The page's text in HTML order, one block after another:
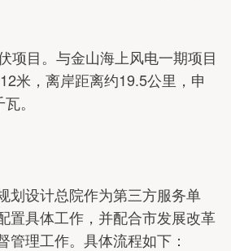
目。与金山海上风电一期项目
米，离岸距离约19.5公里，申
。
设计总院作为第三方服务单
置具体工作，并配合市发展改革
管理工作。具体流程如下：